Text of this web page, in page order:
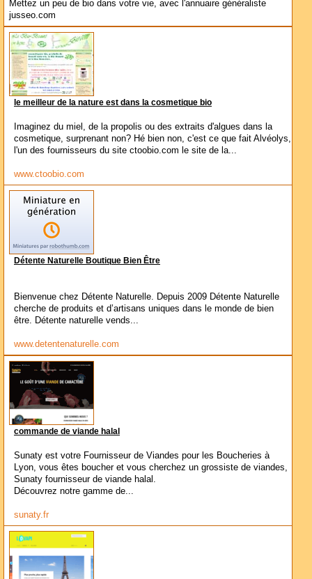
Mettez un peu de bio dans votre vie, avec l'annuaire généraliste
jusseo.com
le meilleur de la nature est dans la cosmetique bio
Imaginez du miel, de la propolis ou des extraits d'algues dans la
cosmetique, surprenant non? Hé bien non, c'est ce que fait Alvéolys,
l'un des fournisseurs du site ctoobio.com le site de la...
www.ctoobio.com
Détente Naturelle Boutique Bien Être
Bienvenue chez Détente Naturelle. Depuis 2009 Détente Naturelle
cherche de produits et d’artisans uniques dans le monde de bien
être. Détente naturelle vends...
www.detentenaturelle.com
commande de viande halal
Sunaty est votre Fournisseur de Viandes pour les Boucheries à
Lyon, vous êtes boucher et vous cherchez un grossiste de viandes,
Sunaty fournisseur de viande halal.
Découvrez notre gamme de...
sunaty.fr